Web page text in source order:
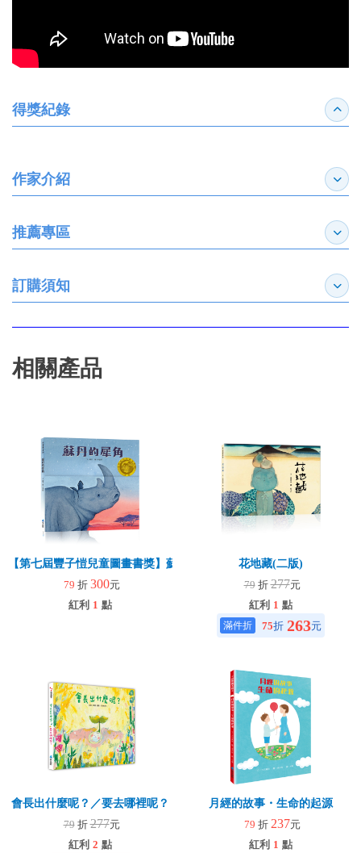
得獎紀錄 收合
作家介紹 展開
推薦專區 展開
訂購須知 展開
相關產品
【第七屆豐子愷兒童圖畫書獎】蘇丹的犀角
79 折 300元
紅利 1 點
花地藏(二版)
79 折277元
紅利 1 點
75折 263元
會長出什麼呢？／要去哪裡呢？
79 折277元
紅利 2 點
月經的故事・生命的起源
79 折 237元
紅利 1 點